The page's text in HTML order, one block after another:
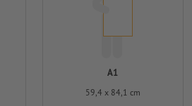
A1
59,4 x 84,1 cm